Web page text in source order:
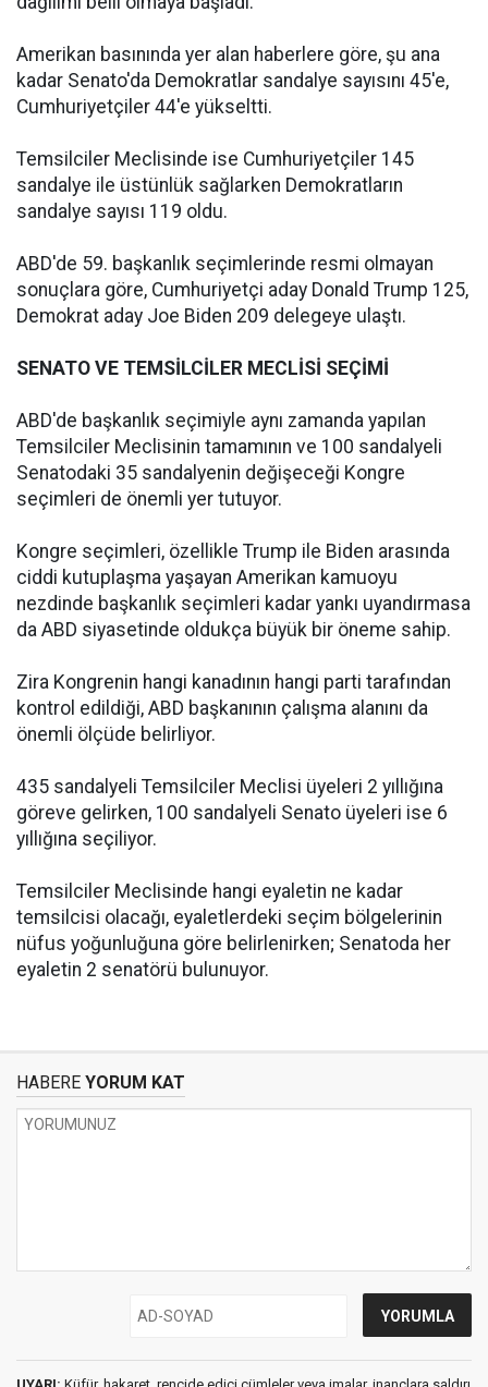
Amerikan basınında yer alan haberlere göre, şu ana
kadar Senato'da Demokratlar sandalye sayısını 45'e,
Cumhuriyetçiler 44'e yükseltti.
Temsilciler Meclisinde ise Cumhuriyetçiler 145
sandalye ile üstünlük sağlarken Demokratların
sandalye sayısı 119 oldu.
ABD'de 59. başkanlık seçimlerinde resmi olmayan
sonuçlara göre, Cumhuriyetçi aday Donald Trump 125,
Demokrat aday Joe Biden 209 delegeye ulaştı.
SENATO VE TEMSİLCİLER MECLİSİ SEÇİMİ
ABD'de başkanlık seçimiyle aynı zamanda yapılan
Temsilciler Meclisinin tamamının ve 100 sandalyeli
Senatodaki 35 sandalyenin değişeceği Kongre
seçimleri de önemli yer tutuyor.
Kongre seçimleri, özellikle Trump ile Biden arasında
ciddi kutuplaşma yaşayan Amerikan kamuoyu
nezdinde başkanlık seçimleri kadar yankı uyandırmasa
da ABD siyasetinde oldukça büyük bir öneme sahip.
Zira Kongrenin hangi kanadının hangi parti tarafından
kontrol edildiği, ABD başkanının çalışma alanını da
önemli ölçüde belirliyor.
435 sandalyeli Temsilciler Meclisi üyeleri 2 yıllığına
göreve gelirken, 100 sandalyeli Senato üyeleri ise 6
yıllığına seçiliyor.
Temsilciler Meclisinde hangi eyaletin ne kadar
temsilcisi olacağı, eyaletlerdeki seçim bölgelerinin
nüfus yoğunluğuna göre belirlenirken; Senatoda her
eyaletin 2 senatörü bulunuyor.
HABERE YORUM KAT